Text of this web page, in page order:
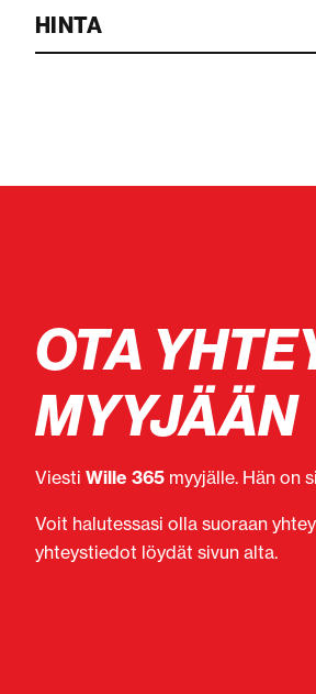
HINTA
OTA
MYYJÄÄN
Viesti Wille 365 myyjälle. Hän on
Voit halutessasi olla suoraan
yhteystiedot löydät sivun alta.